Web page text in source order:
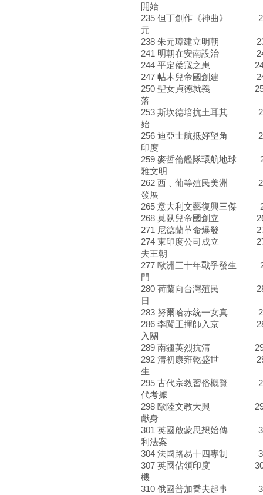
開始
235 但丁創作《神曲》
元
238 朱元璋建立明朝 239
241 明朝在安南設治
244 平定倭寇之患
247 帖木兒帝國創建
250 聖女貞德就義 251
落
253 斯坎德培抗土耳其
始
256 迪亞士航抵好望角
印度
259 麥哲倫艦隊環航地球
雅文明
262 西﹑葡等殖民美洲
發展
265 意大利文藝復興三傑
268 莫臥兒帝國創立
271 尼德蘭革命爆發
274 東印度公司成立 275
夫王朝
277 歐洲三十年戰爭發生
門
280 荷蘭向台灣殖民 281
日
283 努爾哈赤統一女真
286 李闖王揮師入京
入關
289 南疆英烈抗清 290
292 清初康雍乾盛世
生
295 古代宗教習俗概覽
代考據
298 歐陸文教大興 299
獻身
301 英國啟蒙思想始傳
利法案
304 法國路易十四專制
307 英國佔領印度 308
機
310 俄國普加喬夫起事